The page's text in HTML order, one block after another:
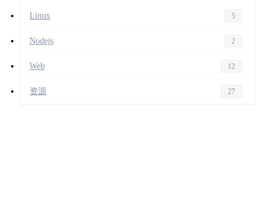
Linux 5
Nodejs 2
Web 12
资源 27